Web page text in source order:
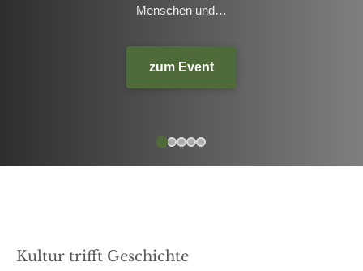
Aquariums auf und erweckte eine einzigartige Mischung aus
zahlreichen Tentakeln…
Kultur trifft Geschichte